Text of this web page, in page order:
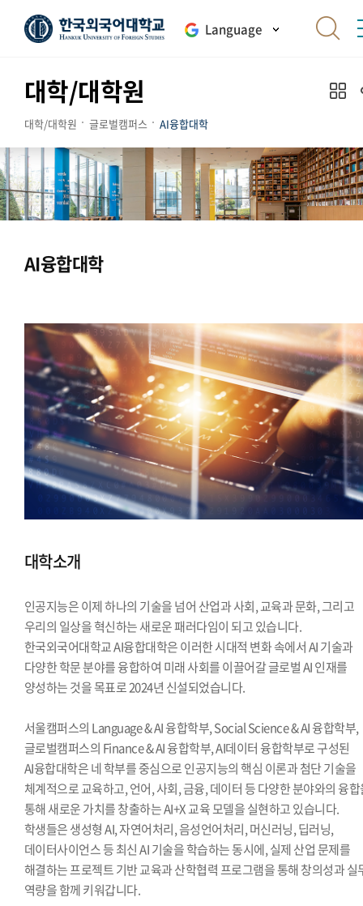
Language
대학/대학원
대학/대학원 글로벌캠퍼스 AI융합대학
AI융합대학
대학소개
인공지능은 이제 하나의 기술을 넘어 산업과 사회, 교육과 문화, 그리고
우리의 일상을 혁신하는 새로운 패러다임이 되고 있습니다.
한국외국어대학교 AI융합대학은 이러한 시대적 변화 속에서 AI 기술과
다양한 학문 분야를 융합하여 미래 사회를 이끌어갈 글로벌 AI 인재를
양성하는 것을 목표로 2024년 신설되었습니다.
서울캠퍼스의 Language & AI 융합학부, Social Science & AI 융합학부,
글로벌캠퍼스의 Finance & AI 융합학부, AI데이터 융합학부로 구성된
AI융합대학은 네 학부를 중심으로 인공지능의 핵심 이론과 첨단 기술을
체계적으로 교육하고, 언어, 사회, 금융, 데이터 등 다양한 분야와의 융
통해 새로운 가치를 창출하는 AI+X 교육 모델을 실현하고 있습니다.
학생들은 생성형 AI, 자연어처리, 음성언어처리, 머신러닝, 딥러닝,
데이터사이언스 등 최신 AI 기술을 학습하는 동시에, 실제 산업 문제를
해결하는 프로젝트 기반 교육과 산학협력 프로그램을 통해 창의성과 실
역량을 함께 키워갑니다.